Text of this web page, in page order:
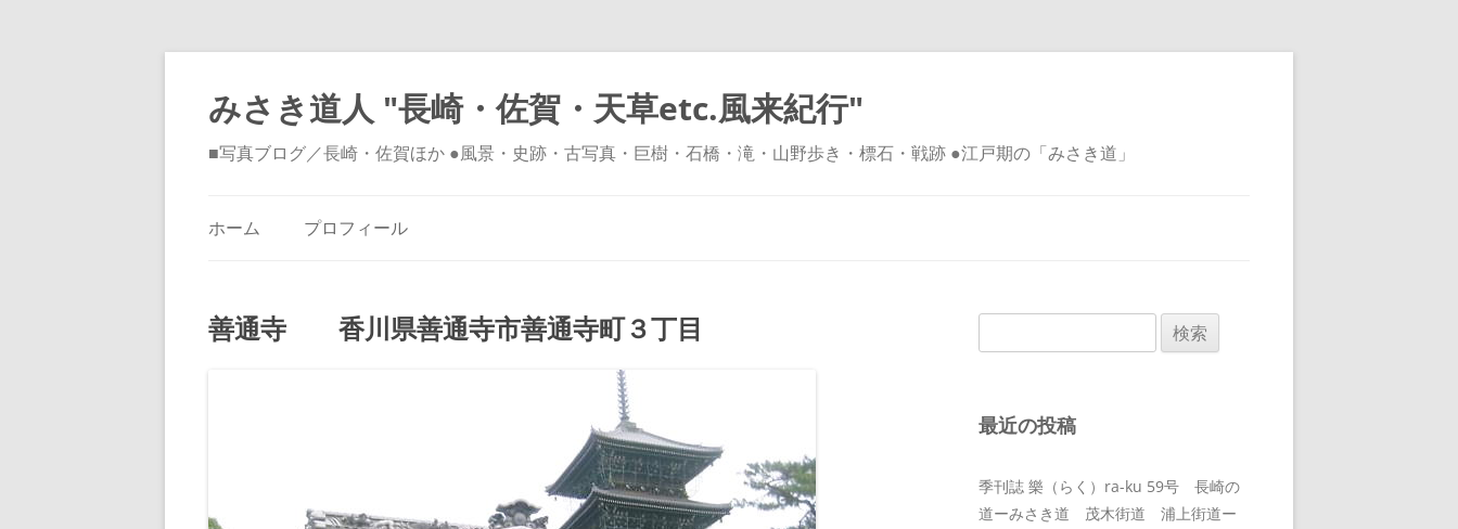
みさき道人 "長崎・佐賀・天草etc.風来紀行"
■写真ブログ／長崎・佐賀ほか ●風景・史跡・古写真・巨樹・石橋・滝・山野歩き・標石・戦跡 ●江戸期の「みさき道」
ホーム プロフィール
善通寺 香川県善通寺市善通寺町３丁目
索:
最近の投稿
季刊誌 樂（らく）ra-ku 59号 長崎の
道ーみさき道 茂木街道 浦上街道ー